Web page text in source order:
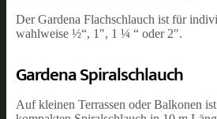
Der Gardena Flachschlauch ist für
wahlweise ½“, 1″, 1 ¼ “ oder 2″.
Gardena Spiralschlauch
Auf kleinen Terrassen oder Balkonen